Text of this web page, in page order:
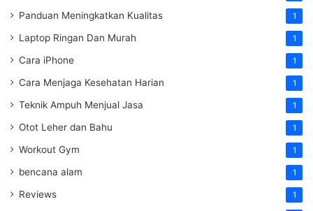
Panduan Meningkatkan Kualitas 1
Laptop Ringan Dan Murah 1
Cara iPhone 1
Cara Menjaga Kesehatan Harian 1
Teknik Ampuh Menjual Jasa 1
Otot Leher dan Bahu 1
Workout Gym 1
bencana alam 1
Reviews 1